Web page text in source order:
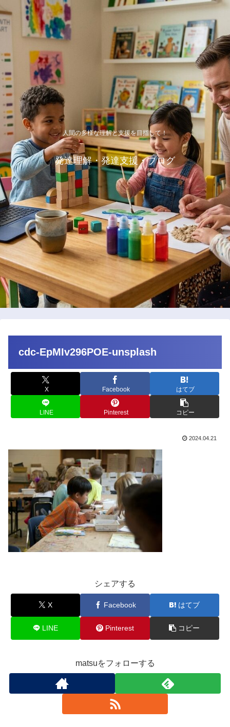
人間の多様な理解と支援を目指して！
発達理解・発達支援・ブログ
cdc-EpMIv296POE-unsplash
X Facebook はてブ
LINE Pinterest コピー
2024.04.21
シェアする
X Facebook はてブ
LINE Pinterest コピー
matsuをフォローする